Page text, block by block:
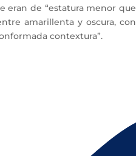
eran de “estatura menor que
amarillenta y oscura, con
contextura”.